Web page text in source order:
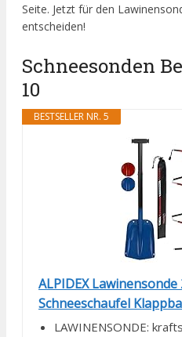
Seite. Jetzt für den
entscheiden!
Schneesonden
10
BESTSELLER NR. 5
ALPIDEX
Schneeschaufel
LAWINENSONDE: